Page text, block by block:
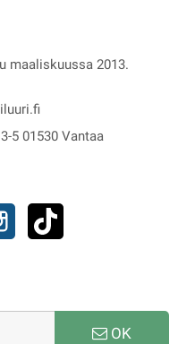
maaliskuussa 2013.
5 01530 Vantaa
Instagram
OK